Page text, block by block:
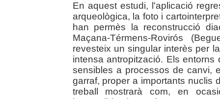
En aquest estudi, l'aplicació
arqueològica, la foto i
han permès la reconstrucció
Maçana-Térmens-Rovirós
revesteix un singular interès per
intensa antropització. Els
sensibles a processos de canvi,
garraf, proper a importants nuclis
treball mostrarà com, en